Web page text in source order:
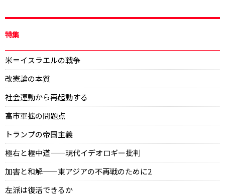
特集
米＝イスラエルの戦争
改憲論の本質
社会運動から再起動する
高市軍拡の問題点
トランプの帝国主義
極右と極中道——現代イデオロギー批判
加害と和解——東アジアの不再戦のために2
左派は復活できるか